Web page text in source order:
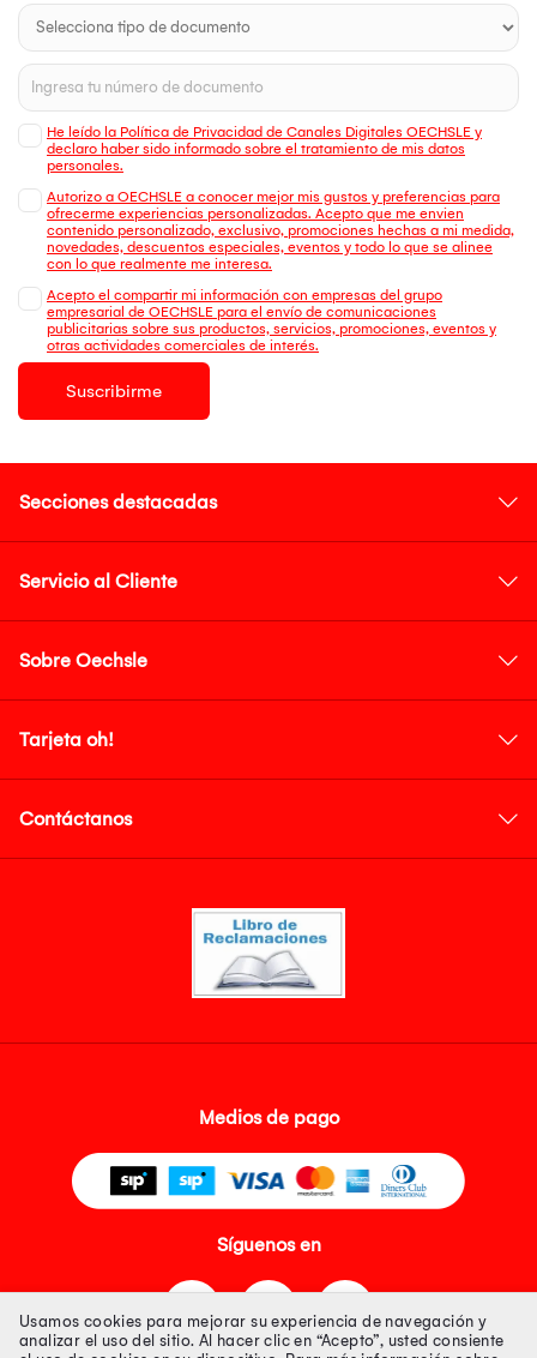
He leído la Política de Privacidad de Canales Digitales OECHSLE y
declaro haber sido informado sobre el tratamiento de mis datos
personales.
Autorizo a OECHSLE a conocer mejor mis gustos y preferencias para
ofrecerme experiencias personalizadas. Acepto que me envien
contenido personalizado, exclusivo, promociones hechas a mi medida,
novedades, descuentos especiales, eventos y todo lo que se alinee
con lo que realmente me interesa.
Acepto el compartir mi información con empresas del grupo
empresarial de OECHSLE para el envío de comunicaciones
publicitarias sobre sus productos, servicios, promociones, eventos y
otras actividades comerciales de interés.
Suscribirme
Secciones destacadas
Servicio al Cliente
Sobre Oechsle
Tarjeta oh!
Contáctanos
Medios de pago
Síguenos en
Usamos cookies para mejorar su experiencia de navegación y
analizar el uso del sitio. Al hacer clic en “Acepto”, usted consiente